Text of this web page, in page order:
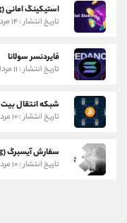
استیکینگ امانی (Custodial Staking)
تاریخ انتشار : ۱۴ مرداد ۱۴۰۵
فایردنسر سولانا
تاریخ انتشار : ۱۱ مرداد ۱۴۰۵
شبکه انتقال
تاریخ انتشار : ۱۰ مرداد ۱۴۰۵
سفارش آیسبرگ (Iceberg)
تاریخ انتشار : ۱۰ مرداد ۱۴۰۵